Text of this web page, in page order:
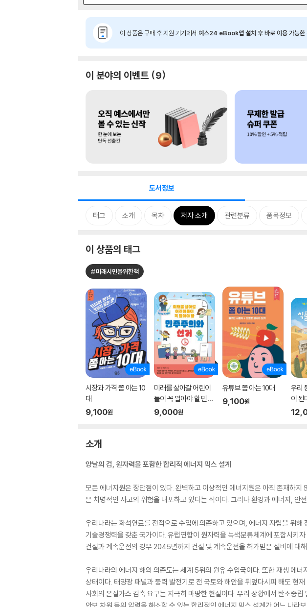
이 상품은 구매 후 지원 기기에서 예스24 eBook앱 설치 후 바로 이용 가능한
이 분야의 이벤트 9
도서정보
태그 소개 목차 저자 소개 관련분류 품목정보
이 상품의 태그
#미래시민을위한책
시장과 가격 쫌 아는 10
대
9,100원
미래를 살아갈 어린이
들이 꼭 알아야 할 민주
주의와 선거
9,000원
유튜브 쫌 아는 10대
9,100원
우리
이 된
소개
양날의 검, 원자력을 포함한 합리적 에너지 믹스 설계
모든 에너지원은 장단점이 있다. 완벽하고 이상적인 에너지원은 아직 존재하
은 치명적인 사고의 위험을 내포하고 있다는 식이다. 그러나 환경과 에너지, 안
우리나라는 화석연료를 전적으로 수입에 의존하고 있으며, 에너지 자립을 위
기술경쟁력을 갖춘 국가이다. 유럽연합이 원자력을 녹색분류체계에 포함시키
건설과 계속운전의 경우 2045년까지 건설 및 계속운전을 허가받은 설비에 대
우리나라의 에너지 해외 의존도는 세계 5위의 원유 수입국이다. 또한 재생 에
상태이다. 태양광 패널과 풍력 발전기로 전 국토와 해안을 뒤덮다시피 해도 현
사회의 온실가스 감축 요구는 지극히 마땅한 현실이다. 우리 상황에서 탄소중